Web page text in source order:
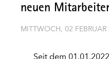
neuen
MITTWOCH, 02 FEBRUAR